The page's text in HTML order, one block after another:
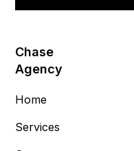
Chase
Agency
Home
Services